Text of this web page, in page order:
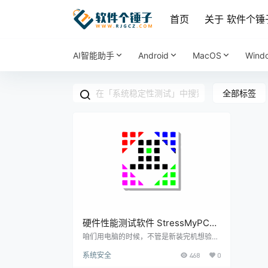
首页 关于 软件个锤
AI智能助手 Android MacOS
全部标签
硬件性能测试软件 StressMyPC
v5.69 版【软件个锤子·R4837】
咱们用电脑的时候，不管是新装完机想验证
日常维护中检测设备稳不稳定，甚至是专业
系统安全 468 0